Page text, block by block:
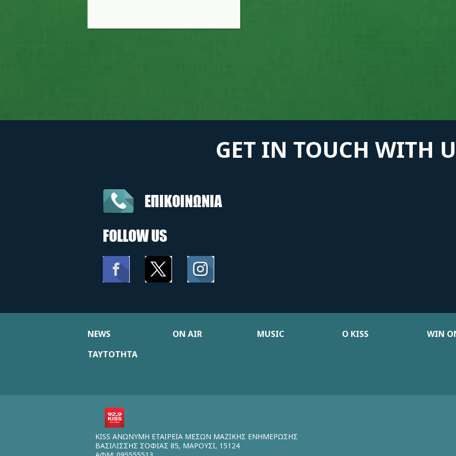
GET IN TOUCH WITH
ΕΠΙΚΟΙΝΩΝΙΑ
FOLLOW US
NEWS ON AIR MUSIC Ο KISS WIN
ΤΑΥΤΟΤΗΤΑ
KISS ΑΝΩΝΥΜΗ ΕΤΑΙΡΕΙΑ ΜΕΣΩΝ ΜΑΖΙΚΗΣ ΕΝΗΜΕΡΩΣΗΣ
ΒΑΣΙΛΙΣΣΗΣ ΣΟΦΙΑΣ 85, ΜΑΡΟΥΣΙ, 15124